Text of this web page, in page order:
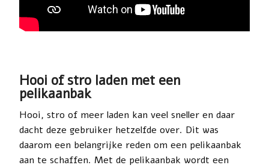
Hooi of stro laden met een
pelikaanbak
Hooi, stro of meer laden kan veel sneller en daar
dacht deze gebruiker hetzelfde over. Dit was
daarom een belangrijke reden om een pelikaanbak
aan te schaffen. Met de pelikaanbak wordt een